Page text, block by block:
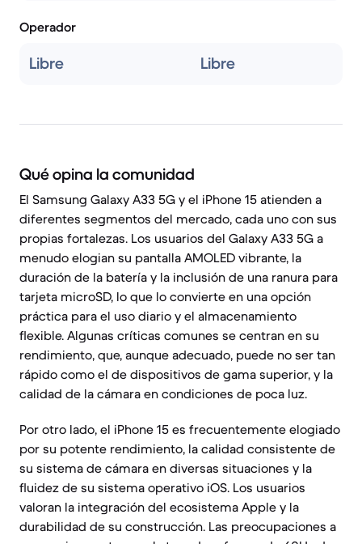
Operador
Libre Libre
Qué opina la comunidad
El Samsung Galaxy A33 5G y el iPhone 15 atienden a
diferentes segmentos del mercado, cada uno con sus
propias fortalezas. Los usuarios del Galaxy A33 5G a
menudo elogian su pantalla AMOLED vibrante, la
duración de la batería y la inclusión de una ranura para
tarjeta microSD, lo que lo convierte en una opción
práctica para el uso diario y el almacenamiento
flexible. Algunas críticas comunes se centran en su
rendimiento, que, aunque adecuado, puede no ser tan
rápido como el de dispositivos de gama superior, y la
calidad de la cámara en condiciones de poca luz.
Por otro lado, el iPhone 15 es frecuentemente elogiado
por su potente rendimiento, la calidad consistente de
su sistema de cámara en diversas situaciones y la
fluidez de su sistema operativo iOS. Los usuarios
valoran la integración del ecosistema Apple y la
durabilidad de su construcción. Las preocupaciones a